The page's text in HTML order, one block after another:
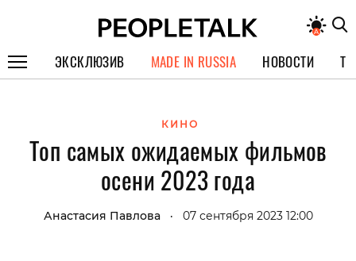
ЭКСКЛЮЗИВ
ИНТЕРВЬЮ
ПОКОЛЕНИЕ
MADE IN RUSSIA НОВОСТИ
КИНО
Топ самых ожидаемых фильмов
осени 2023 года
Анастасия Павлова • 07 сентября 2023 12:00